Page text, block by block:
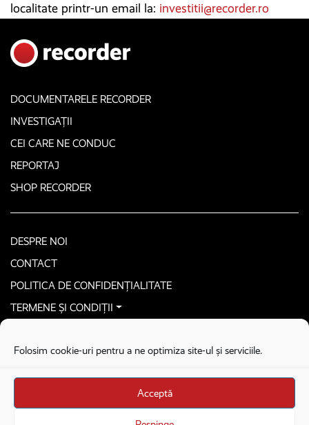
Folosim cookie-uri pentru a ne optimiza site-ul și serviciile.
Acceptă
localitate printr-un email la: investitii@recorder.ro
DOCUMENTARELE RECORDER
INVESTIGAȚII
CEI CARE NE CONDUC
REPORTAJ
SHOP RECORDER
DESPRE NOI
CONTACT
POLITICA DE CONFIDENȚIALITATE
TERMENE ȘI CONDIȚII
Stega creative
Brandul Recorder e operat de Asociația Recorder Community, sub licența SC